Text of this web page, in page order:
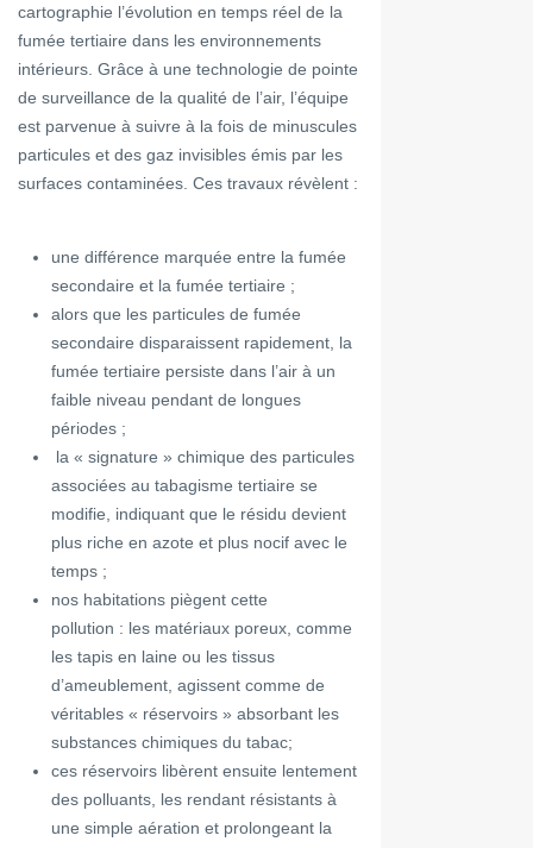
cartographie l’évolution en temps réel de la
fumée tertiaire dans les environnements
intérieurs. Grâce à une technologie de pointe
de surveillance de la qualité de l’air, l’équipe
est parvenue à suivre à la fois de minuscules
particules et des gaz invisibles émis par les
surfaces contaminées. Ces travaux révèlent :
une différence marquée entre la fumée
secondaire et la fumée tertiaire ;
alors que les particules de fumée
secondaire disparaissent rapidement, la
fumée tertiaire persiste dans l’air à un
faible niveau pendant de longues
périodes ;
la « signature » ​​chimique des particules
associées au tabagisme tertiaire se
modifie, indiquant que le résidu devient
plus riche en azote et plus nocif avec le
temps ;
nos habitations piègent cette
pollution : les matériaux poreux, comme
les tapis en laine ou les tissus
d’ameublement, agissent comme de
véritables « réservoirs » absorbant les
substances chimiques du tabac;
ces réservoirs libèrent ensuite lentement
des polluants, les rendant résistants à
une simple aération et prolongeant la